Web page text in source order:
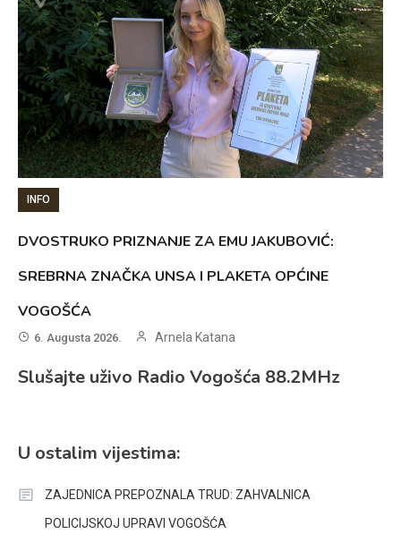
INFO
DVOSTRUKO PRIZNANJE ZA EMU JAKUBOVIĆ:
SREBRNA ZNAČKA UNSA I PLAKETA OPĆINE
VOGOŠĆA
6. Augusta 2026. Arnela Katana
Slušajte uživo Radio Vogošća 88.2MHz
U ostalim vijestima:
ZAJEDNICA PREPOZNALA TRUD: ZAHVALNICA
POLICIJSKOJ UPRAVI VOGOŠĆA